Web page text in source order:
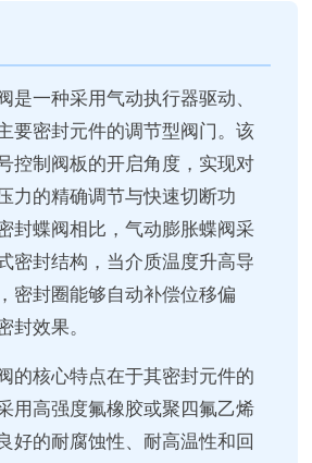
是一种采用气动执行器驱动、
要密封元件的调节型阀门。该
控制阀板的开启角度，实现对
力的精确调节与快速切断功
封蝶阀相比，气动膨胀蝶阀采
密封结构，当介质温度升高导
密封圈能够自动补偿位移偏
封效果。
的核心特点在于其密封元件的
用高强度氟橡胶或聚四氟乙烯
好的耐腐蚀性、耐高温性和回